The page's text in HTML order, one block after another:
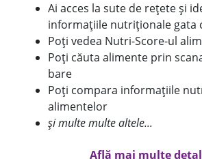
Ai acces la sute de rețete și
informațiile nutriționale gata
Poți vedea Nutri-Score-ul
Poți căuta alimente prin
bare
Poți compara informațiile
alimentelor
și multe multe altele...
Află mai multe